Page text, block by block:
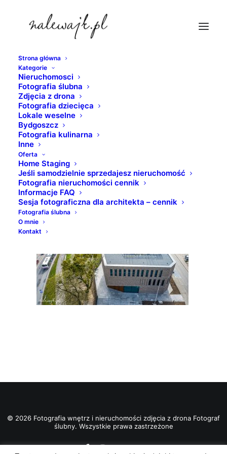
Strona główna
Kategorie
Nieruchomosci
Fotografia ślubna
Zdjęcia z drona
Fotografia dziecięca
Lokale weselne
Bydgoszcz
Fotografia kulinarna
Inne
Oferta
Home Staging
Jeśli samodzielnie sprzedajesz nieruchomość
Fotografia nieruchomości cennik
Informacje FAQ
Sesja fotograficzna dla architekta – cennik
Fotografia ślubna
O mnie
Kontakt
sesje-z-drona-w-bydgoszcz
Strona Główna
Zdjęcia wnętrz i nieruchomości | Sesje fotograficzne
obiektów użyteczności publicznej
© 2026 Fotografia wnętrz i nieruchomości zdjęcia z drona Fotograf
ślubny. Wszystkie prawa zastrzeżone